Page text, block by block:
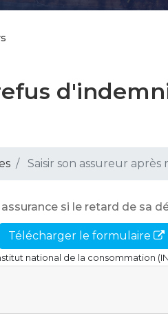
Saisir son assureur
si le retard de sa
Télécharger le formulaire
national de la consommation